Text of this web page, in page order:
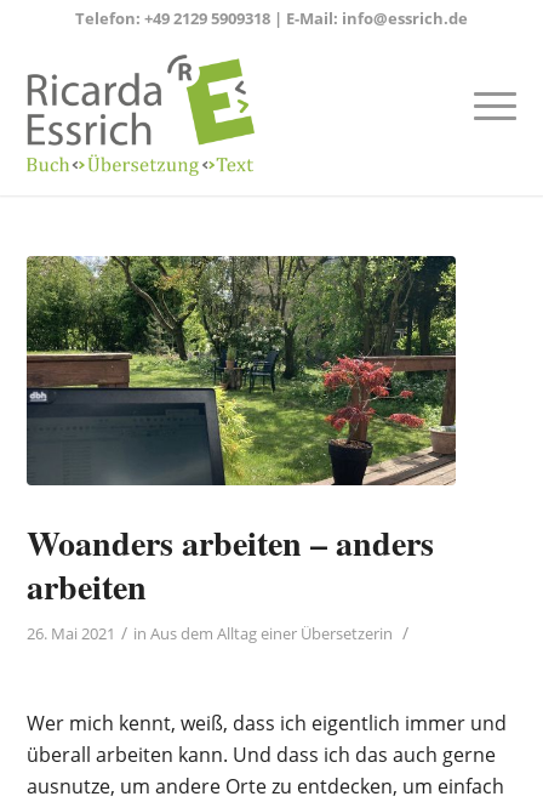
Telefon: +49 2129 5909318 | E-Mail: info@essrich.de
Woanders arbeiten – anders
arbeiten
26. Mai 2021 / inAus dem Alltag einer Übersetzerin /
Wer mich kennt, weiß, dass ich eigentlich immer und
überall arbeiten kann. Und dass ich das auch gerne
ausnutze, um andere Orte zu entdecken, um einfach